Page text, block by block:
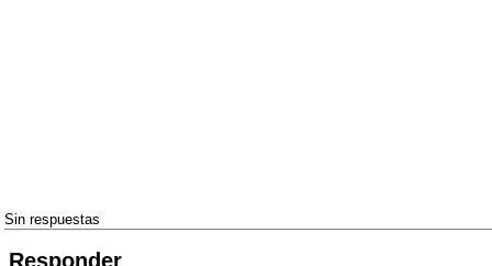
Sin respuestas
Responder